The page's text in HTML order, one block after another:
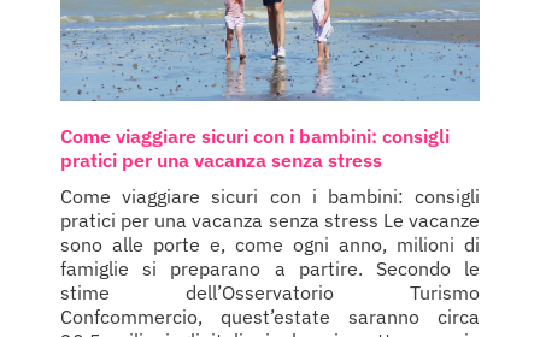
Come viaggiare sicuri con i bambini: consigli
pratici per una vacanza senza stress
Come viaggiare sicuri con i bambini: consigli
pratici per una vacanza senza stress Le vacanze
sono alle porte e, come ogni anno, milioni di
famiglie si preparano a partire. Secondo le
stime dell’Osservatorio Turismo
Confcommercio, quest’estate saranno circa